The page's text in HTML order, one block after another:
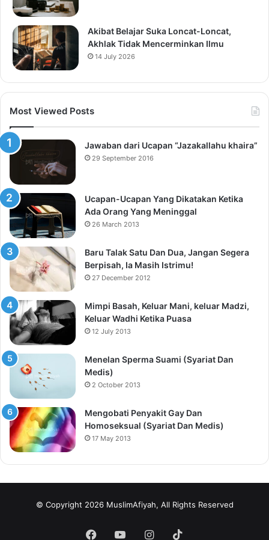
Akibat Belajar Suka Loncat-Loncat,
Akhlak Tidak Mencerminkan Ilmu
14 July 2026
Most Viewed Posts
Jawaban dari Ucapan “Jazakallahu khaira”
29 September 2016
Ucapan-Ucapan Yang Dikatakan Ketika
Ada Orang Yang Meninggal
26 March 2013
Baru Talak Satu Dan Dua, Jangan Segera
Berpisah, Ia Masih Istrimu!
27 December 2012
Mimpi Basah, Keluar Mani, keluar Madzi,
Keluar Wadhi Ketika Puasa
12 July 2013
Menelan Sperma Suami (Syariat Dan
Medis)
2 October 2013
Mengobati Penyakit Gay Dan
Homoseksual (Syariat Dan Medis)
17 May 2013
© Copyright 2026 MuslimAfiyah, All Rights Reserved
Facebook
YouTubeInstagram